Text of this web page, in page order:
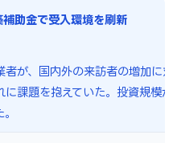
助金で受入環境を刷新
者が、国内外の来訪者の増加に
に課題を抱えていた。投資規模